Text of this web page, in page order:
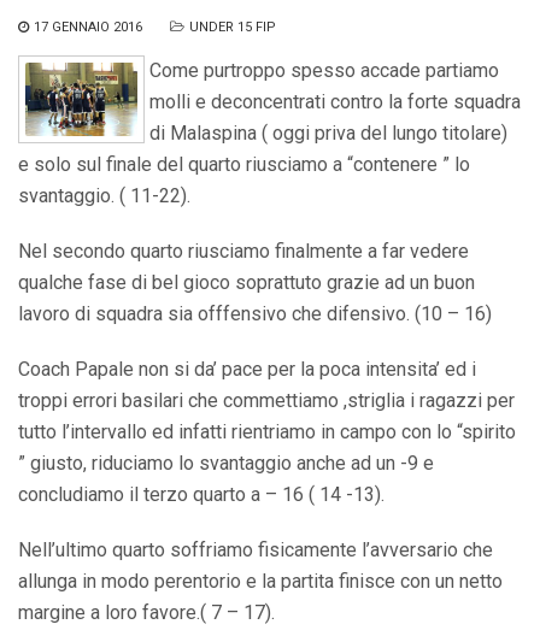
17 GENNAIO 2016 UNDER 15 FIP
Come purtroppo spesso accade partiamo
molli e deconcentrati contro la forte squadra
di Malaspina ( oggi priva del lungo titolare)
e solo sul finale del quarto riusciamo a “contenere ” lo
svantaggio. ( 11-22).
Nel secondo quarto riusciamo finalmente a far vedere
qualche fase di bel gioco soprattuto grazie ad un buon
lavoro di squadra sia offfensivo che difensivo. (10 – 16)
Coach Papale non si da’ pace per la poca intensita’ ed i
troppi errori basilari che commettiamo ,striglia i ragazzi per
tutto l’intervallo ed infatti rientriamo in campo con lo “spirito
” giusto, riduciamo lo svantaggio anche ad un -9 e
concludiamo il terzo quarto a – 16 ( 14 -13).
Nell’ultimo quarto soffriamo fisicamente l’avversario che
allunga in modo perentorio e la partita finisce con un netto
margine a loro favore.( 7 – 17).